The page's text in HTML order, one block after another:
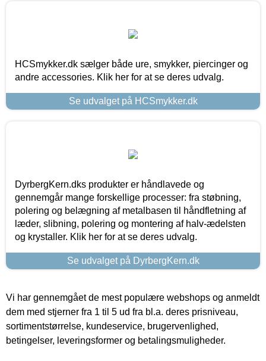
HCSmykker.dk sælger både ure, smykker, piercinger og
andre accessories. Klik her for at se deres udvalg.
Se udvalget på HCSmykker.dk
DyrbergKern.dks produkter er håndlavede og
gennemgår mange forskellige processer: fra støbning,
polering og belægning af metalbasen til håndfletning af
læder, slibning, polering og montering af halv-ædelsten
og krystaller. Klik her for at se deres udvalg.
Se udvalget på DyrbergKern.dk
Vi har gennemgået de mest populære webshops og anmeldt
dem med stjerner fra 1 til 5 ud fra bl.a. deres prisniveau,
sortimentstørrelse, kundeservice, brugervenlighed,
betingelser, leveringsformer og betalingsmuligheder.